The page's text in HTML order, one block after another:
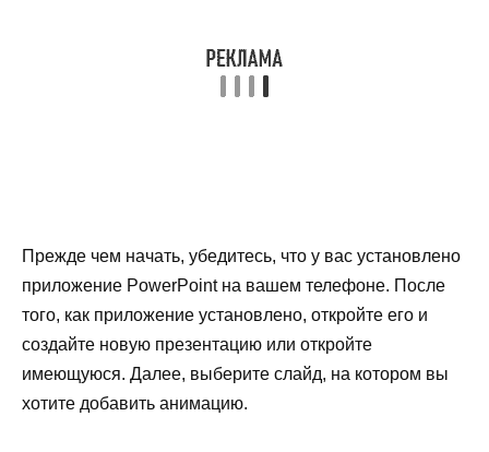
Прежде чем начать, убедитесь, что у вас установлено
приложение PowerPoint на вашем телефоне. После
того, как приложение установлено, откройте его и
создайте новую презентацию или откройте
имеющуюся. Далее, выберите слайд, на котором вы
хотите добавить анимацию.